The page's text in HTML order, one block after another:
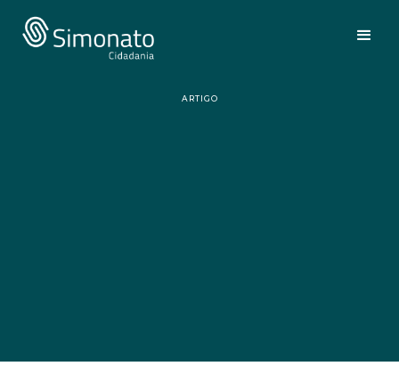
ARTIGO